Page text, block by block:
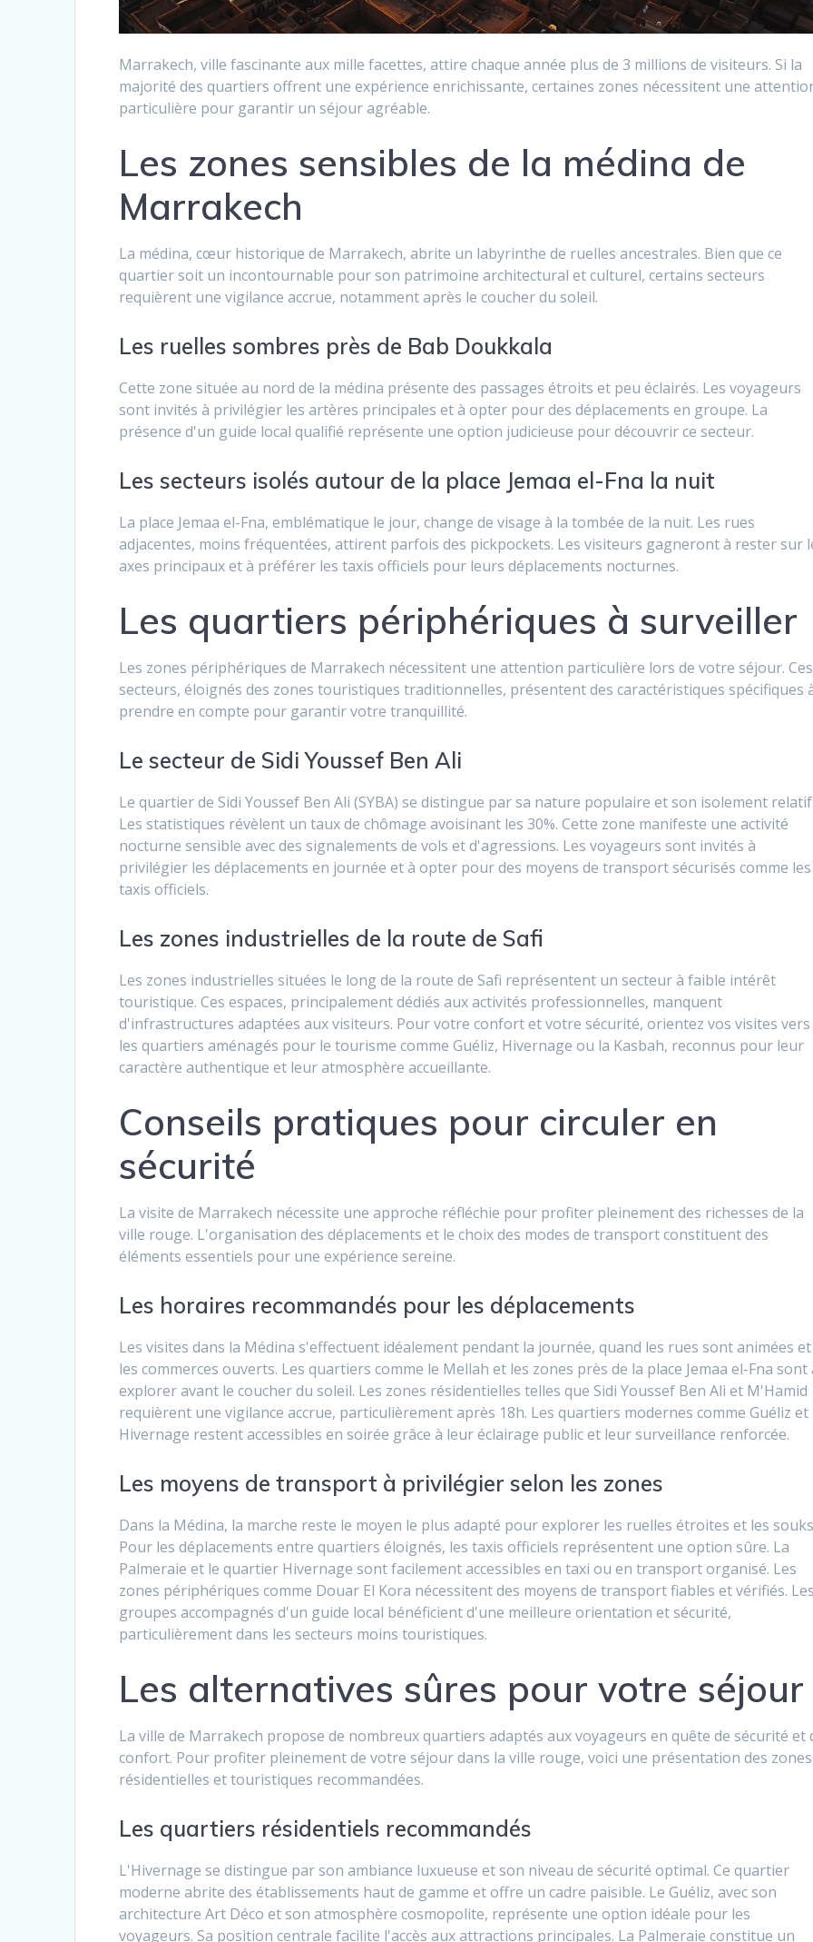
Marrakech, ville fascinante aux mille facettes, attire chaque année plus de 3 millions de visiteurs. Si la
majorité des quartiers offrent une expérience enrichissante, certaines zones nécessitent une
particulière pour garantir un séjour agréable.
Les zones sensibles de la médina de
Marrakech
La médina, cœur historique de Marrakech, abrite un labyrinthe de ruelles ancestrales. Bien que ce
quartier soit un incontournable pour son patrimoine architectural et culturel, certains secteurs
requièrent une vigilance accrue, notamment après le coucher du soleil.
Les ruelles sombres près de Bab Doukkala
Cette zone située au nord de la médina présente des passages étroits et peu éclairés. Les voyageurs
sont invités à privilégier les artères principales et à opter pour des déplacements en groupe. La
présence d'un guide local qualifié représente une option judicieuse pour découvrir ce secteur.
Les secteurs isolés autour de la place Jemaa el-Fna la nuit
La place Jemaa el-Fna, emblématique le jour, change de visage à la tombée de la nuit. Les rues
adjacentes, moins fréquentées, attirent parfois des pickpockets. Les visiteurs gagneront à rester sur
axes principaux et à préférer les taxis officiels pour leurs déplacements nocturnes.
Les quartiers périphériques à surveiller
Les zones périphériques de Marrakech nécessitent une attention particulière lors de votre séjour. Ces
secteurs, éloignés des zones touristiques traditionnelles, présentent des caractéristiques spécifiques
prendre en compte pour garantir votre tranquillité.
Le secteur de Sidi Youssef Ben Ali
Le quartier de Sidi Youssef Ben Ali (SYBA) se distingue par sa nature populaire et son isolement
Les statistiques révèlent un taux de chômage avoisinant les 30%. Cette zone manifeste une activité
nocturne sensible avec des signalements de vols et d'agressions. Les voyageurs sont invités à
privilégier les déplacements en journée et à opter pour des moyens de transport sécurisés comme les
taxis officiels.
Les zones industrielles de la route de Safi
Les zones industrielles situées le long de la route de Safi représentent un secteur à faible intérêt
touristique. Ces espaces, principalement dédiés aux activités professionnelles, manquent
d'infrastructures adaptées aux visiteurs. Pour votre confort et votre sécurité, orientez vos visites vers
les quartiers aménagés pour le tourisme comme Guéliz, Hivernage ou la Kasbah, reconnus pour leur
caractère authentique et leur atmosphère accueillante.
Conseils pratiques pour circuler en
sécurité
La visite de Marrakech nécessite une approche réfléchie pour profiter pleinement des richesses de la
ville rouge. L'organisation des déplacements et le choix des modes de transport constituent des
éléments essentiels pour une expérience sereine.
Les horaires recommandés pour les déplacements
Les visites dans la Médina s'effectuent idéalement pendant la journée, quand les rues sont animées et
les commerces ouverts. Les quartiers comme le Mellah et les zones près de la place Jemaa el-Fna sont
explorer avant le coucher du soleil. Les zones résidentielles telles que Sidi Youssef Ben Ali et M'Hamid
requièrent une vigilance accrue, particulièrement après 18h. Les quartiers modernes comme Guéliz et
Hivernage restent accessibles en soirée grâce à leur éclairage public et leur surveillance renforcée.
Les moyens de transport à privilégier selon les zones
Dans la Médina, la marche reste le moyen le plus adapté pour explorer les ruelles étroites et les
Pour les déplacements entre quartiers éloignés, les taxis officiels représentent une option sûre. La
Palmeraie et le quartier Hivernage sont facilement accessibles en taxi ou en transport organisé. Les
zones périphériques comme Douar El Kora nécessitent des moyens de transport fiables et vérifiés.
groupes accompagnés d'un guide local bénéficient d'une meilleure orientation et sécurité,
particulièrement dans les secteurs moins touristiques.
Les alternatives sûres pour votre séjour
La ville de Marrakech propose de nombreux quartiers adaptés aux voyageurs en quête de sécurité et
confort. Pour profiter pleinement de votre séjour dans la ville rouge, voici une présentation des zones
résidentielles et touristiques recommandées.
Les quartiers résidentiels recommandés
L'Hivernage se distingue par son ambiance luxueuse et son niveau de sécurité optimal. Ce quartier
moderne abrite des établissements haut de gamme et offre un cadre paisible. Le Guéliz, avec son
architecture Art Déco et son atmosphère cosmopolite, représente une option idéale pour les
voyageurs. Sa position centrale facilite l'accès aux attractions principales. La Palmeraie constitue un